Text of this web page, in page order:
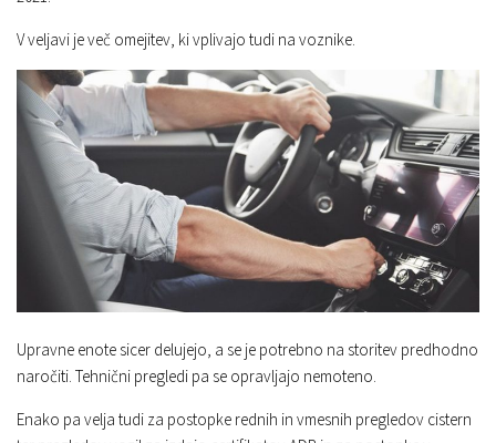
V veljavi je več omejitev, ki vplivajo tudi na voznike.
Upravne enote sicer delujejo, a se je potrebno na storitev predhodno
naročiti. Tehnični pregledi pa se opravljajo nemoteno.
Enako pa velja tudi za postopke rednih in vmesnih pregledov cistern